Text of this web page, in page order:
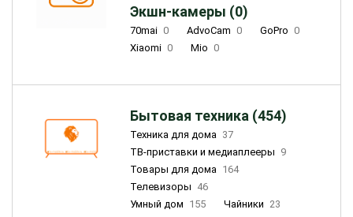
Экшн-камеры (0)
70mai 0 AdvoCam 0 GoPro 0
Xiaomi 0 Mio 0
Бытовая техника (454)
Техника для дома 37
ТВ-приставки и медиаплееры 9
Товары для дома 164
Телевизоры 46
Умный дом 155 Чайники 23